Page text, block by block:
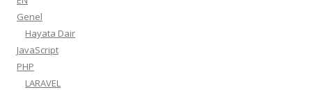
Genel
Hayata Dair
JavaScript
PHP
LARAVEL